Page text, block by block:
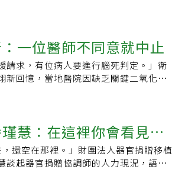
一位醫師不同意就中止
請求，有位病人要進行腦死判定。」衛
回憶，當地醫院因缺乏關鍵二氧化碳
慧：在這裡你會看見人
還空在那裡。」財團法人器官捐贈移植
起器官捐贈協調師的人力現況，語氣